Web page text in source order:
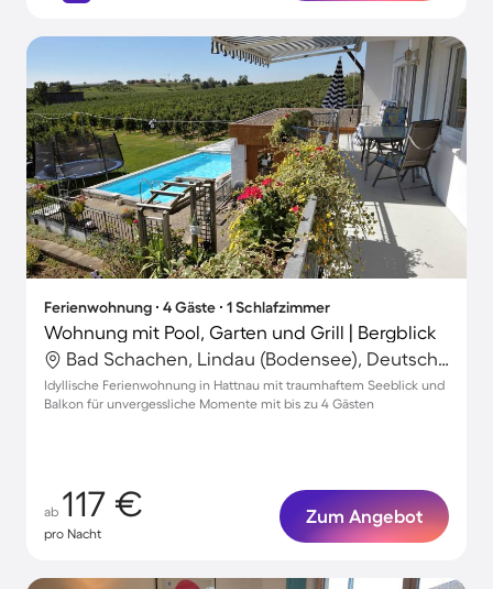
Ferienwohnung ∙ 4 Gäste ∙ 1 Schlafzimmer
Wohnung mit Pool, Garten und Grill | Bergblick
Bad Schachen, Lindau (Bodensee), Deutschland
Idyllische Ferienwohnung in Hattnau mit traumhaftem Seeblick und
Balkon für unvergessliche Momente mit bis zu 4 Gästen
ab 117 €
pro Nacht
Zum Angebot